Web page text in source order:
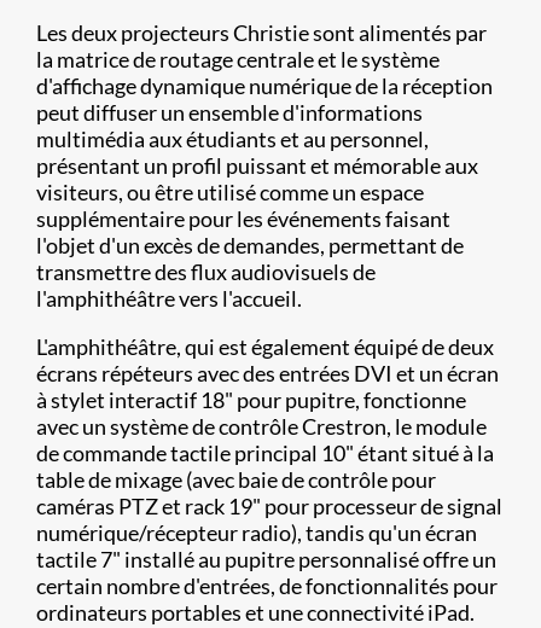
Les deux projecteurs Christie sont alimentés par
la matrice de routage centrale et le système
d'affichage dynamique numérique de la réception
peut diffuser un ensemble d'informations
multimédia aux étudiants et au personnel,
présentant un profil puissant et mémorable aux
visiteurs, ou être utilisé comme un espace
supplémentaire pour les événements faisant
l'objet d'un excès de demandes, permettant de
transmettre des flux audiovisuels de
l'amphithéâtre vers l'accueil.
L'amphithéâtre, qui est également équipé de deux
écrans répéteurs avec des entrées DVI et un écran
à stylet interactif 18" pour pupitre, fonctionne
avec un système de contrôle Crestron, le module
de commande tactile principal 10" étant situé à la
table de mixage (avec baie de contrôle pour
caméras PTZ et rack 19" pour processeur de signal
numérique/récepteur radio), tandis qu'un écran
tactile 7" installé au pupitre personnalisé offre un
certain nombre d'entrées, de fonctionnalités pour
ordinateurs portables et une connectivité iPad.